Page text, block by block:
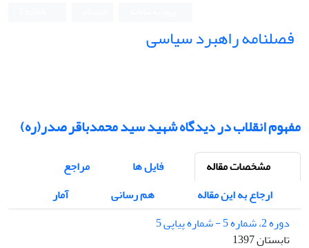
فصلنامه راهبرد سیاسی
مفهوم انقلاب در دیدگاه شهید سید محمدباقر صدر(ره)
مشخصات مقاله فایل ها
مراجع
ارجاع به این مقاله
هم رسانی
آمار
دوره 2، شماره 5 - شماره پیاپی 5
تابستان 1397